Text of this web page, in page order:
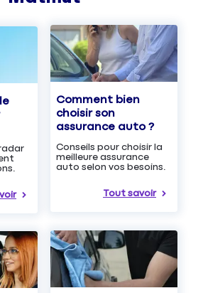
Comment bien
choisir son
assurance auto ?
Conseils pour choisir la
meilleure assurance
auto selon vos besoins.
Tout savoir